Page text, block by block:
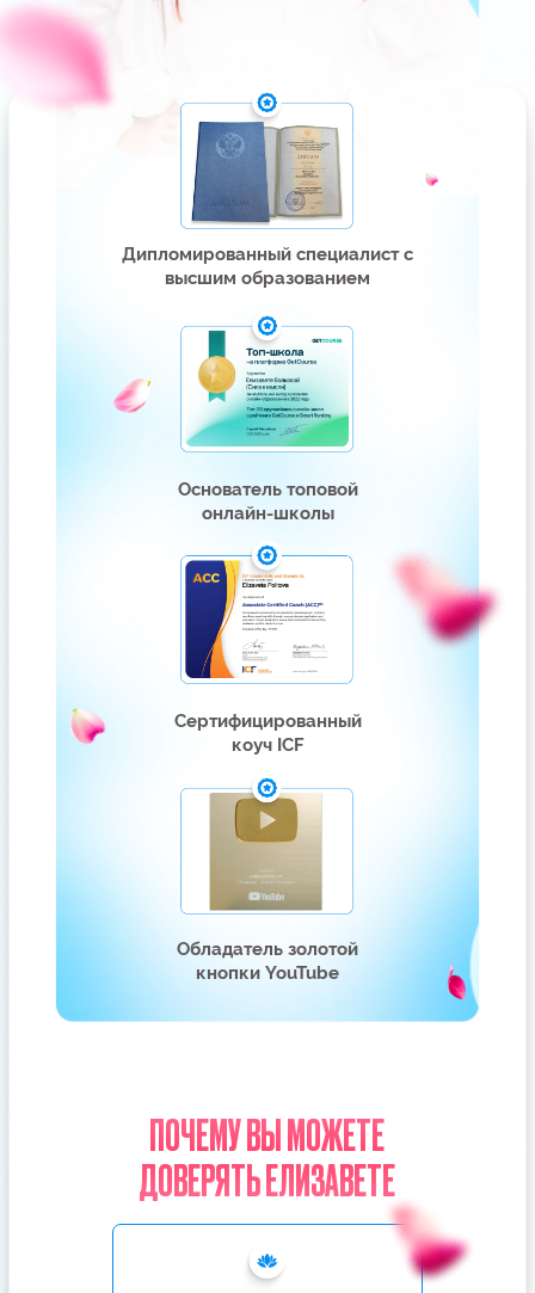
РАЗДЕЛИЛ ИХ ЖИЗНЬ
НА ДО И ПОСЛЕ
«СЕКРЕТЫ СЧАСТЛИВЫХ
ОТНОШЕНИЙ»
ЧТО ЕЩЕ БУДЕТ
ВОЗМОЖНОСТЬ ПОПАСТЬ
НА ЛЕГЕНДАРНЫЙ КУРС
по самой доступной цене.
Знаю, что некоторые приходят
только ради этого :)
УЧАСТНИКИ КУРСА «СЕКРЕТЫ
СЧАСТЛИВЫХ ОТНОШЕНИЙ»
ПОДТВЕРЖДАЮТ, ЧТО ЭТОТ КУРС
Встретила мужчину после 6 лет
несчастных отношений и развода
НАДЕЖДА, 34 ГОДА
Вышла из глубокой депрессии
вернула любимого мужа.